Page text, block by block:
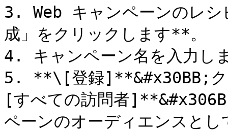
3. Web キャンペーンのレ
成」をクリックします**。
4. キャンペーン名を入力し
5. **\[登録]**&#x30BB;ク
[すべての訪問者
ペーンのオーディエンスと